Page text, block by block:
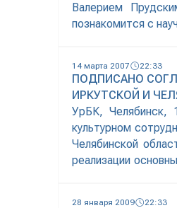
Валерием
познакомится с
14 марта 2007 22:33
ПОДПИСАНО
ИРКУТСКОЙ И
УрБК, Челябинск,
культурном
Челябинской
реализации
28 января 2009 22:33